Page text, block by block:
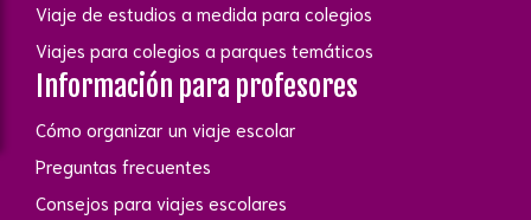
Viaje de estudios a medida para colegios
Viajes para colegios a parques temáticos
Información para profesores
Cómo organizar un viaje escolar
Preguntas frecuentes
Consejos para viajes escolares